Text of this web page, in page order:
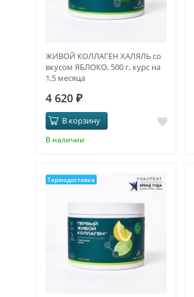
ЖИВОЙ КОЛЛАГЕН ХАЛЯЛЬ со
вкусом ЯБЛОКО, 500 г, курс на
1,5 месяца
4 620 ₽
В корзину
В наличии
Термодоставка